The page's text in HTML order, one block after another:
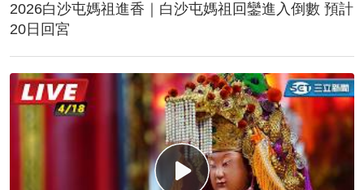
2026白沙屯媽祖進香｜白沙屯媽祖回鑾進入倒數 預計
20日回宮